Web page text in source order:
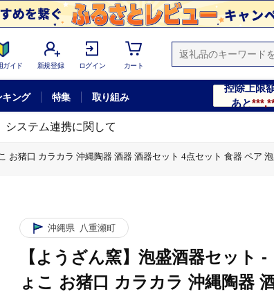
ガイド 新規登録 ログイン カート
キング 特集 取り組み
控除上限
あと
システム連携に関して
お猪口 カラカラ 沖縄陶器 酒器 酒器セット 4点セット 食器 ペア
沖縄県 八重瀬町
【ようざん窯】泡盛酒器セット
ょこ お猪口 カラカラ 沖縄陶器